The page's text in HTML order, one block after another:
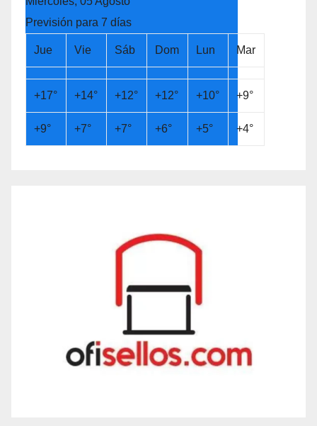
Previsión para 7 días
Jue Vie Sáb Dom Lun Mar
+17° +14° +12° +12° +10° +9°
+9° +7° +7° +6° +5° +4°